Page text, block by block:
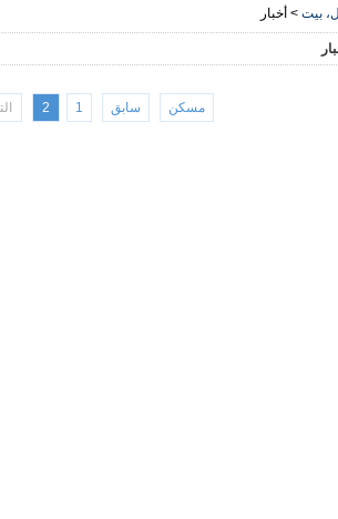
بيت > أخبار
مسكن سابق 1
2